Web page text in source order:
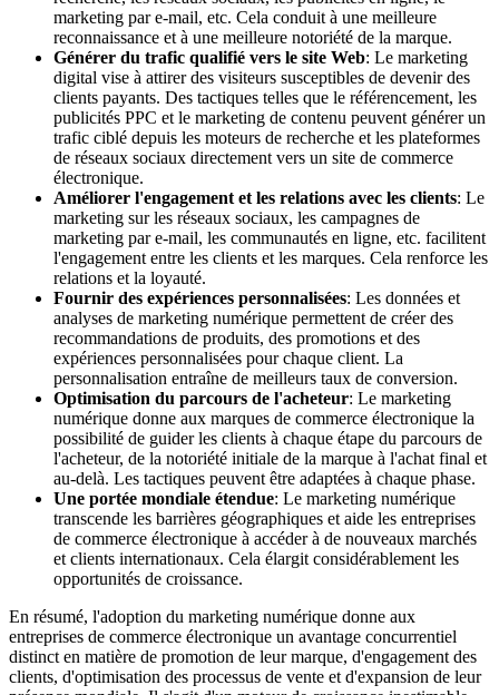
marketing par e-mail, etc. Cela conduit à une meilleure
reconnaissance et à une meilleure notoriété de la marque.
Générer du trafic qualifié vers le site Web: Le marketing
digital vise à attirer des visiteurs susceptibles de devenir des
clients payants. Des tactiques telles que le référencement, les
publicités PPC et le marketing de contenu peuvent générer un
trafic ciblé depuis les moteurs de recherche et les plateformes
de réseaux sociaux directement vers un site de commerce
électronique.
Améliorer l'engagement et les relations avec les clients: Le
marketing sur les réseaux sociaux, les campagnes de
marketing par e-mail, les communautés en ligne, etc. facilitent
l'engagement entre les clients et les marques. Cela renforce les
relations et la loyauté.
Fournir des expériences personnalisées: Les données et
analyses de marketing numérique permettent de créer des
recommandations de produits, des promotions et des
expériences personnalisées pour chaque client. La
personnalisation entraîne de meilleurs taux de conversion.
Optimisation du parcours de l'acheteur: Le marketing
numérique donne aux marques de commerce électronique la
possibilité de guider les clients à chaque étape du parcours de
l'acheteur, de la notoriété initiale de la marque à l'achat final et
au-delà. Les tactiques peuvent être adaptées à chaque phase.
Une portée mondiale étendue: Le marketing numérique
transcende les barrières géographiques et aide les entreprises
de commerce électronique à accéder à de nouveaux marchés
et clients internationaux. Cela élargit considérablement les
opportunités de croissance.
En résumé, l'adoption du marketing numérique donne aux
entreprises de commerce électronique un avantage concurrentiel
distinct en matière de promotion de leur marque, d'engagement des
clients, d'optimisation des processus de vente et d'expansion de leur